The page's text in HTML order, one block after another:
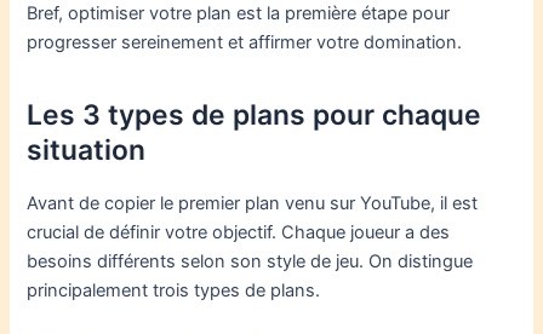
Bref, optimiser votre plan est la première étape pour
progresser sereinement et affirmer votre domination.
Les 3 types de plans pour chaque
situation
Avant de copier le premier plan venu sur YouTube, il est
crucial de définir votre objectif. Chaque joueur a des
besoins différents selon son style de jeu. On distingue
principalement trois types de plans.